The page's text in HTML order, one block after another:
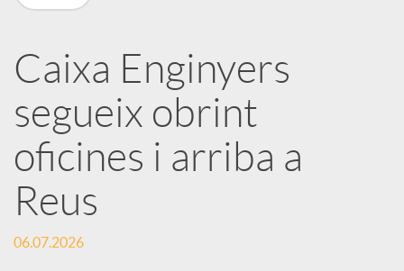
a
r
x
e
Caixa Enginyers
segueix obrint
oficines i arriba a
Reus
06.07.2026